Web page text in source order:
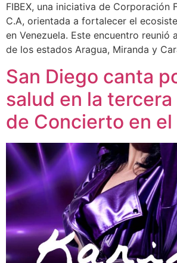
FIBEX, una iniciativa de Corporación
C.A, orientada a fortalecer el
en Venezuela. Este encuentro reunió
de los estados Aragua, Miranda y
San Diego canta
salud en la
de Concierto en el